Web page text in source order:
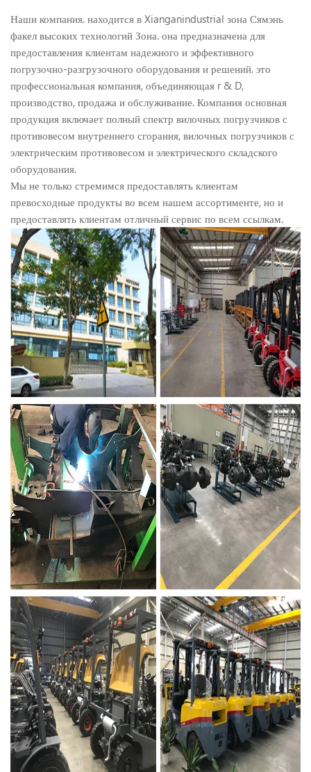
Наши компания. находится в Xianganindustrial зона Сямэнь
факел высоких технологий Зона. она предназначена для
предоставления клиентам надежного и эффективного
погрузочно-разгрузочного оборудования и решений. это
профессиональная компания, объединяющая r & D,
производство, продажа и обслуживание. Компания основная
продукция включает полный спектр вилочных погрузчиков с
противовесом внутреннего сгорания, вилочных погрузчиков с
электрическим противовесом и электрического складского
оборудования.
Мы не только стремимся предоставлять клиентам
превосходные продукты во всем нашем ассортименте, но и
предоставлять клиентам отличный сервис по всем ссылкам.